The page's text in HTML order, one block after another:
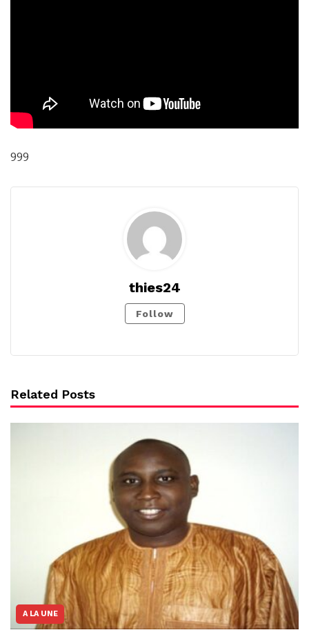
999
thies24
Follow
Related Posts
A LA UNE